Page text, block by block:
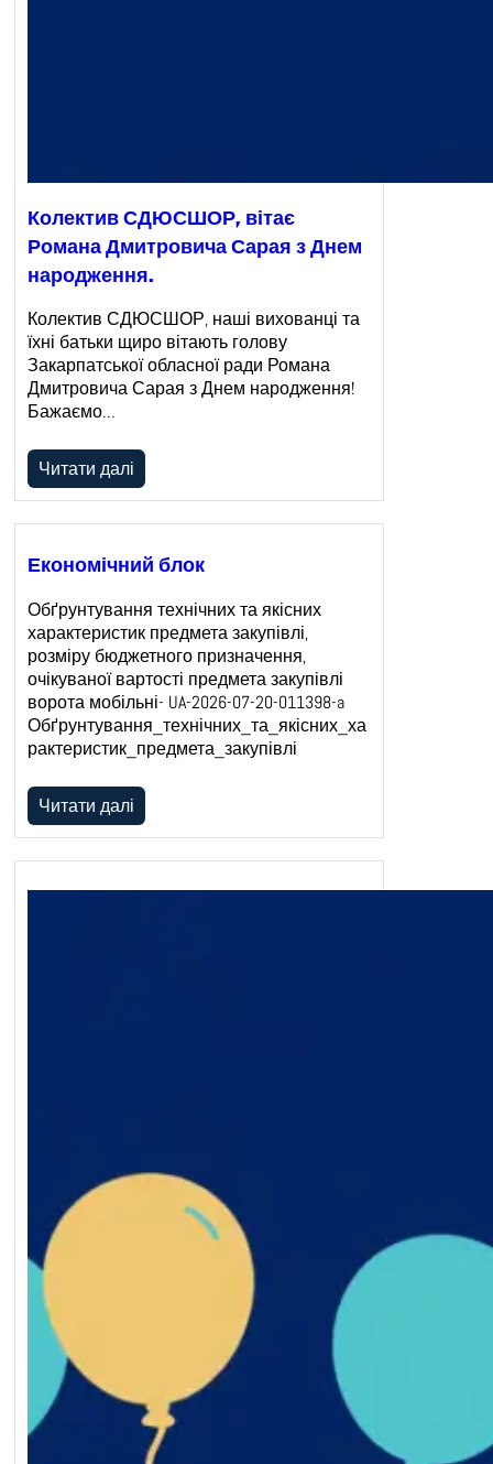
Колектив СДЮСШОР, вітає
Романа Дмитровича Сарая з Днем
народження.
Колектив СДЮСШОР, наші вихованці та
їхні батьки щиро вітають голову
Закарпатської обласної ради Романа
Дмитровича Сарая з Днем народження!
Бажаємо…
Читати далі
Економічний блок
Обґрунтування технічних та якісних
характеристик предмета закупівлі,
розміру бюджетного призначення,
очікуваної вартості предмета закупівлі
ворота мобільні- UA-2026-07-20-011398-a
Обґрунтування_технічних_та_якісних_ха
рактеристик_предмета_закупівлі
Читати далі